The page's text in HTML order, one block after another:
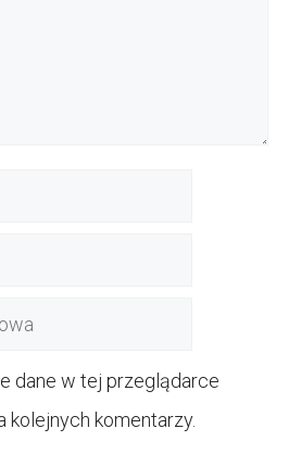
dane w tej przeglądarce
kolejnych komentarzy.